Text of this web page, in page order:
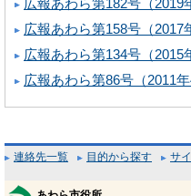
広報あわら第182号（2019
広報あわら第158号（2017
広報あわら第134号（2015
広報あわら第86号（2011年
連絡先一覧 目的から探す
サ